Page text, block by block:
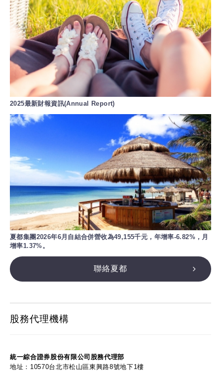
2025最新財報資訊(Annual Report)
夏都集團2026年6月自結合併營收為49,155千元，年增率-6.82%，月
增率1.37%。
聯絡夏都
股務代理機構
統一綜合證券股份有限公司股務代理部
地址：10570台北市松山區東興路8號地下1樓